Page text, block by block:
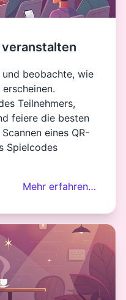
beobachte, wie
Teilnehmers,
feiere die besten
eines QR-
Spielcodes
Mehr erfahren…